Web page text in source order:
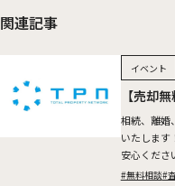
関連記事
【売却
相続、離婚
いたします
安心くださ
お客様も是
#無料相談#
イベント